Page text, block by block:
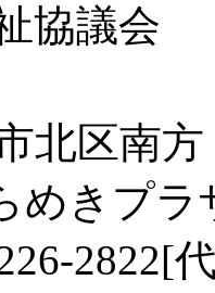
協議会
北区南方
めきプラ
2822[